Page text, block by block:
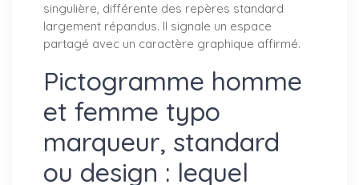
singulière, différente des repères standard
largement répandus. Il signale un espace
partagé avec un caractère graphique affirmé.
Pictogramme homme
et femme typo
marqueur, standard
ou design : lequel